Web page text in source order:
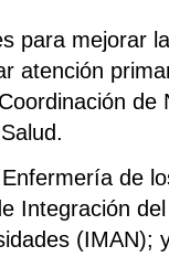
para mejorar
atención
de
de
Integración
(IMAN);